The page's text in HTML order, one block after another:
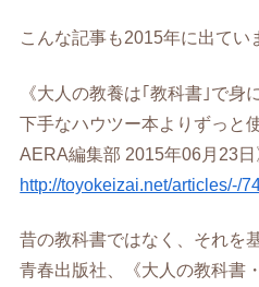
こんな記事も2015年に出てい
《大人の教養は｢教科書｣で身
下手なハウツー本よりずっと
AERA編集部 2015年06月23日
http://toyokeizai.net/articles/-/
昔の教科書ではなく、それを
青春出版社、《大人の教科書